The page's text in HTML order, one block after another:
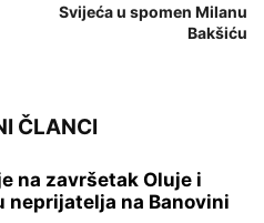
Svijeća u spomen Milanu
Bakšiću
ČLANCI
na završetak Oluje i
neprijatelja na Banovini